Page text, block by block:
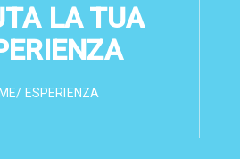
LA TUA
/ ESPERIENZA